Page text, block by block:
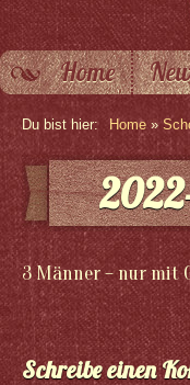
Home
Du bist hier: Home »
3 Männer – nur mit
Schreibe einen